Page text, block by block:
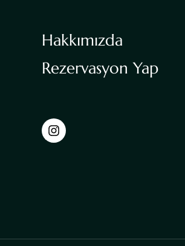
Hakkımızda
Rezervasyon Yap